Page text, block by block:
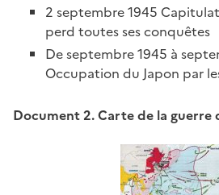
2 septembre 1945
perd toutes ses conquêtes
De septembre 1945 à
Occupation du Japon par
Document 2. Carte de la guerre